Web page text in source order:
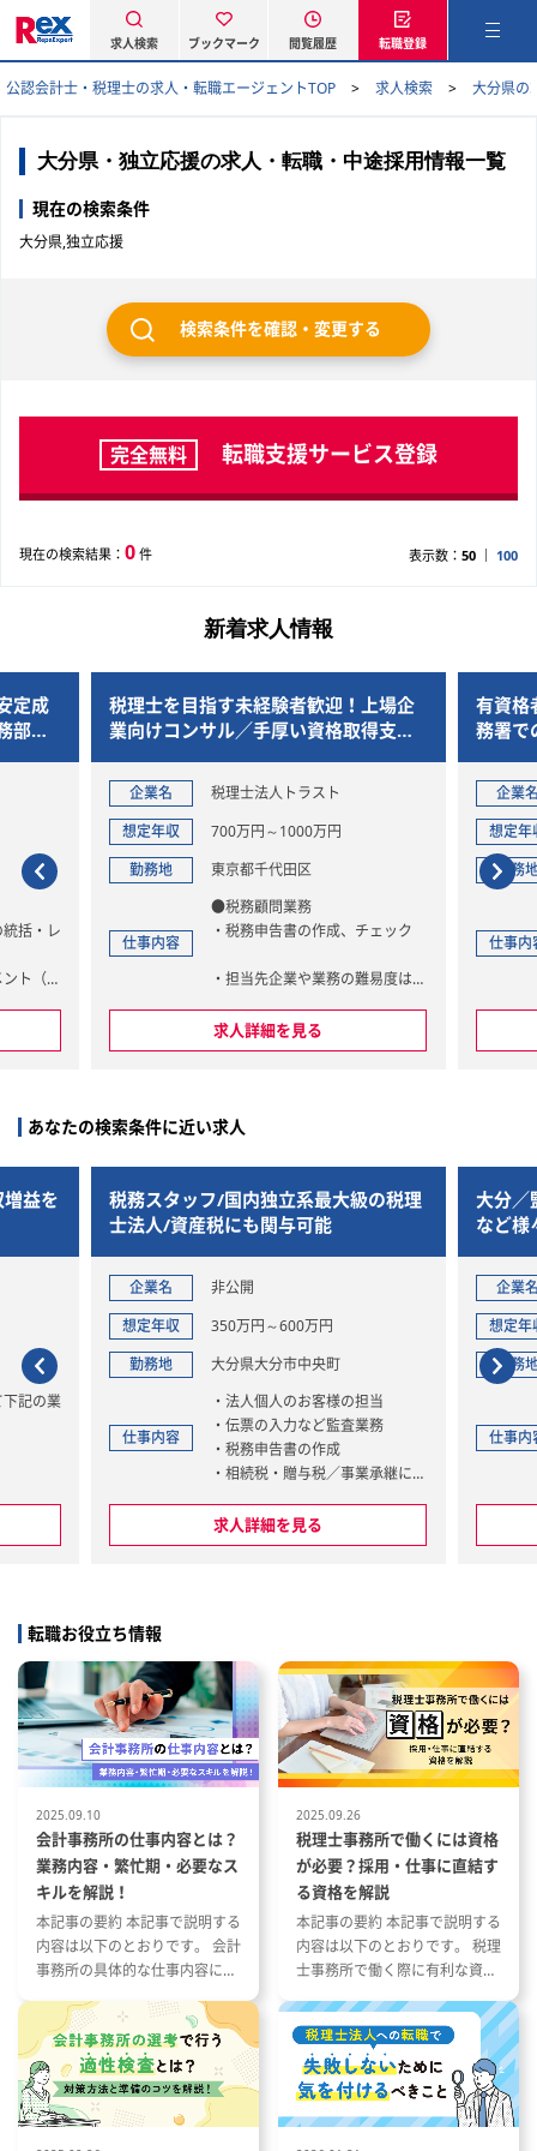
求人検索 ブックマーク 閲覧履歴 転職登録
公認会計士・税理士の求人・転職エージェントTOP 求人検索 大分県の
大分県・独立応援の求人・転職・中途採用情報一覧
現在の検索条件
大分県,独立応援
検索条件を確認・変更する
完全無料 転職支援サービス登録
現在の検索結果： 0 件 表示数： 50 100
新着求人情報
定成
部門
括・レ
ト（業
善
管理の
設計・
期的な
衝・関
適な財
税理士を目指す未経験者歓迎！上場企
業向けコンサル／手厚い資格取得支援
企業名
税理士法人トラスト
想定年収
700万円～1000万円
勤務地
東京都千代田区
仕事内容
●税務顧問業務
・税務申告書の作成、チェック
・担当先企業や業務の難易度は、
ます。
※使用システム 単体納税：達
とそのグループ会社です。
などの事務は請け負っていませ
ん。
求人詳細を見る
有資格
務署で
企業
想定年
勤務
仕事内
あなたの検索条件に近い求人
益を
記の業
事業承
画策定
税務スタッフ/国内独立系最大級の税理
士法人/資産税にも関与可能
企業名
非公開
想定年収
350万円～600万円
勤務地
大分県大分市中央町
仕事内容
・法人個人のお客様の担当
・伝票の入力など監査業務
・税務申告書の作成
・相続税・贈与税／事業承継に関
■従事すべき業務の変更の範囲：
求人詳細を見る
大分／
など様
企業
想定年
勤務
仕事内
転職お役立ち情報
2025.09.10
会計事務所の仕事内容とは？
業務内容・繁忙期・必要なス
キルを解説！
本記事の要約 本記事で説明する
内容は以下のとおりです。 会計
事務所の具体的な仕事内容につ
繁忙期について 会計事務所で働
く際に役立つ資格や経験につい
て
2025.09.26
税理士事務所で働くには資格
が必要？採用・仕事に直結す
る資格を解説
本記事の要約 本記事で説明する
内容は以下のとおりです。 税理
士事務所で働く際に有利な資格
内容と資格が与える影響 資格や
スキルを活かした税理士事務所
への転職成功事例